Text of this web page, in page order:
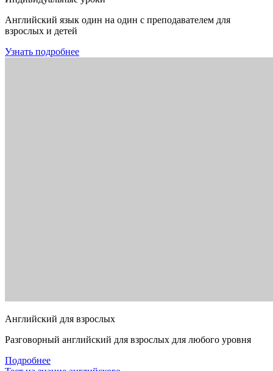
Английский язык один на один с преподавателем для
взрослых и детей
Узнать подробнее
Английский для взрослых
Разговорный английский для взрослых для любого уровня
Подробнее